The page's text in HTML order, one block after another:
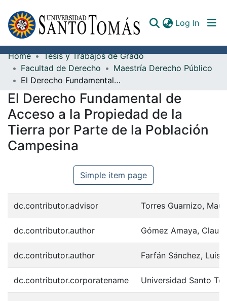
Log In
Communities & Collections
All of DSpace
Documents
Home
Tesis y Trabajos de Grado
Facultad de Derecho
Maestría Derecho Público
El Derecho Fundamental de Acceso a la Propiedad de la Tierra por Parte de la Población Campesina
El Derecho Fundamental de
Acceso a la Propiedad de la
Tierra por Parte de la Población
Campesina
Simple item page
dc.contributor.advisor Torres Guarnizo,
dc.contributor.author Gómez Amaya,
dc.contributor.author Farfán Sánchez, Luis
dc.contributor.corporatename Universidad Santo